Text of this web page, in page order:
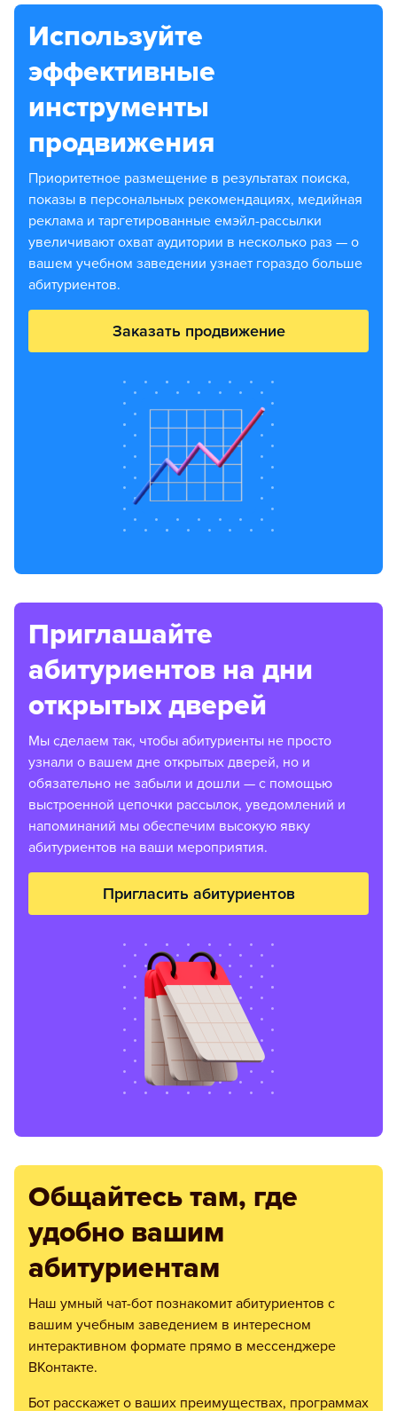
Используйте
эффективные
инструменты
продвижения
Приоритетное размещение в результатах поиска,
показы в персональных рекомендациях, медийная
реклама и таргетированные емэйл-рассылки
увеличивают охват аудитории в несколько раз — о
вашем учебном заведении узнает гораздо больше
абитуриентов.
Заказать продвижение
Приглашайте
абитуриентов на дни
открытых дверей
Мы сделаем так, чтобы абитуриенты не просто
узнали о вашем дне открытых дверей, но и
обязательно не забыли и дошли — с помощью
выстроенной цепочки рассылок, уведомлений и
напоминаний мы обеспечим высокую явку
абитуриентов на ваши мероприятия.
Пригласить абитуриентов
Общайтесь там, где
удобно вашим
абитуриентам
Наш умный чат-бот познакомит абитуриентов с
вашим учебным заведением в интересном
интерактивном формате прямо в мессенджере
ВКонтакте.
Бот расскажет о ваших преимуществах, программах